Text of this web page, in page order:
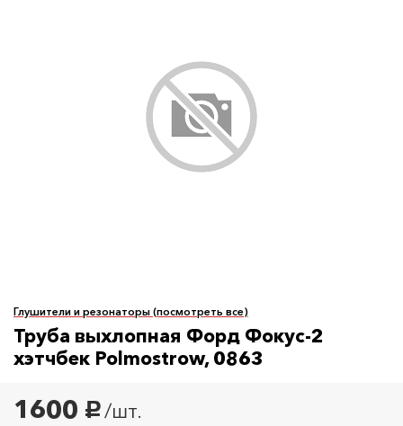
Глушители и резонаторы (посмотреть все)
Труба выхлопная Форд Фокус-2
хэтчбек Polmostrow, 0863
1600 руб. /шт.